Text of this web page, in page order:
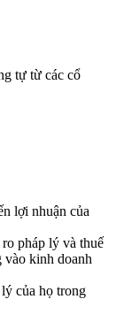
tự từ các cổ
lợi nhuận của
pháp lý và thuế
vào kinh doanh
của họ trong